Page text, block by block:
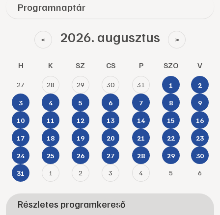
Programnaptár
< 2026. augusztus >
H K SZ CS P SZO V
27 28 29 30 31 1 2
3 4 5 6 7 8 9
10 11 12 13 14 15 16
17 18 19 20 21 22 23
24 25 26 27 28 29 30
31 1 2 3 4 5 6
Részletes programkereső